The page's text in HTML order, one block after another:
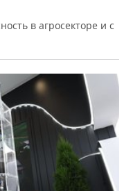
в агросекторе и с